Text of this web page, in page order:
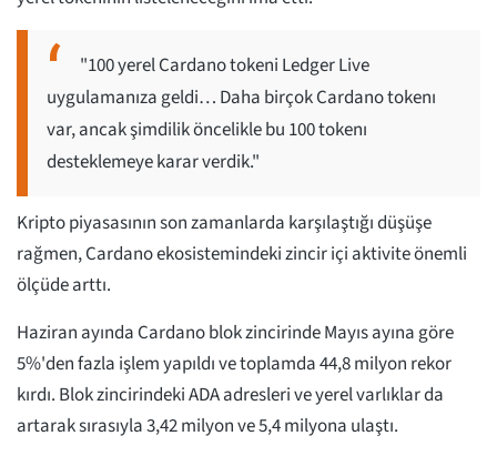
"100 yerel Cardano tokeni Ledger Live
uygulamanıza geldi… Daha birçok Cardano tokenı
var, ancak şimdilik öncelikle bu 100 tokenı
desteklemeye karar verdik."
Kripto piyasasının son zamanlarda karşılaştığı düşüşe
rağmen, Cardano ekosistemindeki zincir içi aktivite önemli
ölçüde arttı.
Haziran ayında Cardano blok zincirinde Mayıs ayına göre
5%'den fazla işlem yapıldı ve toplamda 44,8 milyon rekor
kırdı. Blok zincirindeki ADA adresleri ve yerel varlıklar da
artarak sırasıyla 3,42 milyon ve 5,4 milyona ulaştı.